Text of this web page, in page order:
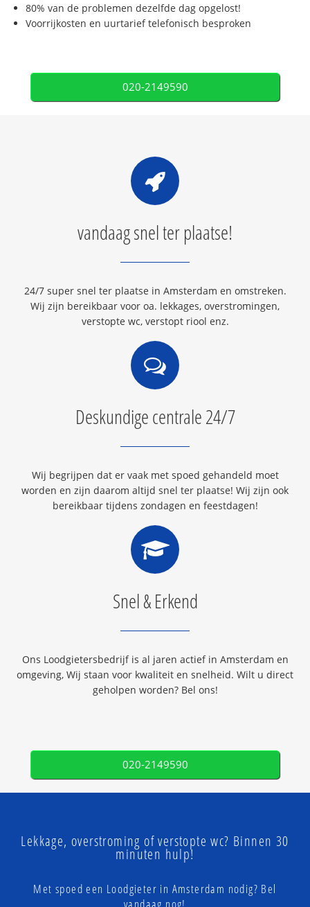
80% van de problemen dezelfde dag opgelost!
Voorrijkosten en uurtarief telefonisch besproken
020-2149590
vandaag snel ter plaatse!
24/7 super snel ter plaatse in Amsterdam en omstreken.
Wij zijn bereikbaar voor oa. lekkages, overstromingen,
verstopte wc, verstopt riool enz.
Deskundige centrale 24/7
Wij begrijpen dat er vaak met spoed gehandeld moet
worden en zijn daarom altijd snel ter plaatse! Wij zijn ook
bereikbaar tijdens zondagen en feestdagen!
Snel & Erkend
Ons Loodgietersbedrijf is al jaren actief in Amsterdam en
omgeving, Wij staan voor kwaliteit en snelheid. Wilt u direct
geholpen worden? Bel ons!
020-2149590
Lekkage, overstroming of verstopte wc? Binnen 30
minuten hulp!
Met spoed een Loodgieter in Amsterdam nodig? Bel